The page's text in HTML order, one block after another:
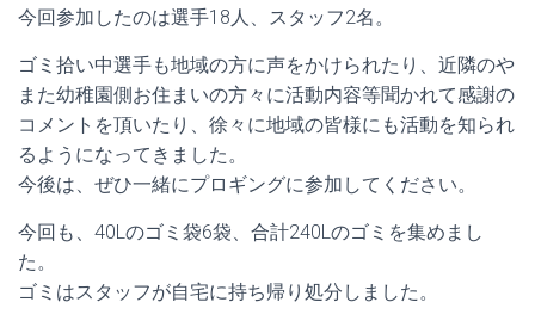
今回参加したのは選手18人、スタッフ2名。
ゴミ拾い中選手も地域の方に声をかけられたり、近隣のや
また幼稚園側お住まいの方々に活動内容等聞かれて感謝の
コメントを頂いたり、徐々に地域の皆様にも活動を知られ
るようになってきました。
今後は、ぜひ一緒にプロギングに参加してください。
今回も、40Lのゴミ袋6袋、合計240Lのゴミを集めまし
た。
ゴミはスタッフが自宅に持ち帰り処分しました。